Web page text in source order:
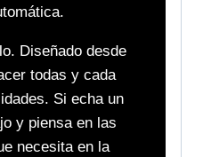
Diseñado desde
todas y cada
Si echa un
y piensa en las
necesita en la